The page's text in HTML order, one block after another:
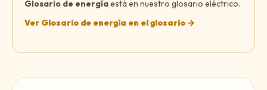
Glosario de energíaestá en nuestro glosario eléctrico.
Ver Glosario de energía en el glosario →